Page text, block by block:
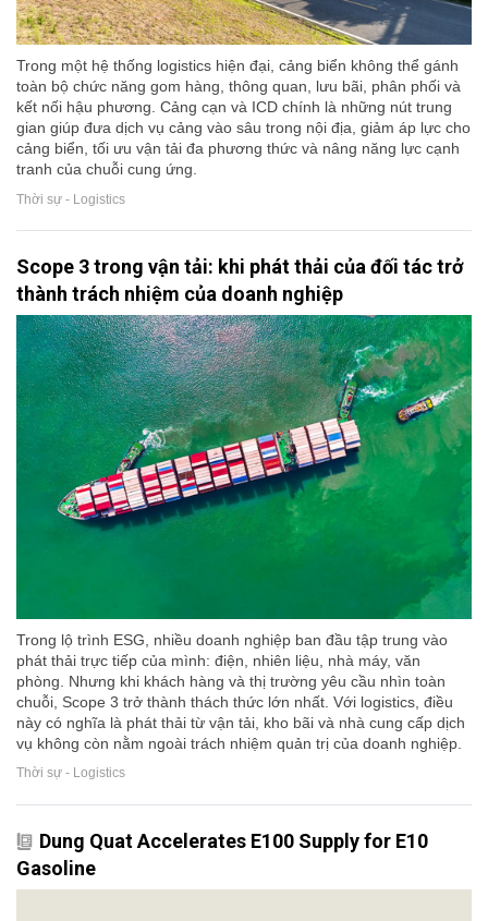
Trong một hệ thống logistics hiện đại, cảng biển không thể gánh
toàn bộ chức năng gom hàng, thông quan, lưu bãi, phân phối và
kết nối hậu phương. Cảng cạn và ICD chính là những nút trung
gian giúp đưa dịch vụ cảng vào sâu trong nội địa, giảm áp lực cho
cảng biển, tối ưu vận tải đa phương thức và nâng năng lực cạnh
tranh của chuỗi cung ứng.
Thời sự - Logistics
Scope 3 trong vận tải: khi phát thải của đối tác trở
thành trách nhiệm của doanh nghiệp
Trong lộ trình ESG, nhiều doanh nghiệp ban đầu tập trung vào
phát thải trực tiếp của mình: điện, nhiên liệu, nhà máy, văn
phòng. Nhưng khi khách hàng và thị trường yêu cầu nhìn toàn
chuỗi, Scope 3 trở thành thách thức lớn nhất. Với logistics, điều
này có nghĩa là phát thải từ vận tải, kho bãi và nhà cung cấp dịch
vụ không còn nằm ngoài trách nhiệm quản trị của doanh nghiệp.
Thời sự - Logistics
Dung Quat Accelerates E100 Supply for E10
Gasoline